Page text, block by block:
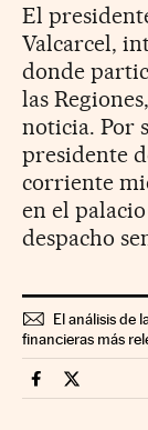
El
Valcarcel,
donde
las
noticia. Por
presidente
corriente
en el
despacho
El análisis de
financieras más
Economia